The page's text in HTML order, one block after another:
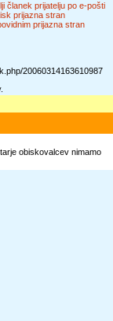
članek prijatelju po e-pošti
prijazna stran
prijazna stran
20060314163610987
obiskovalcev nimamo